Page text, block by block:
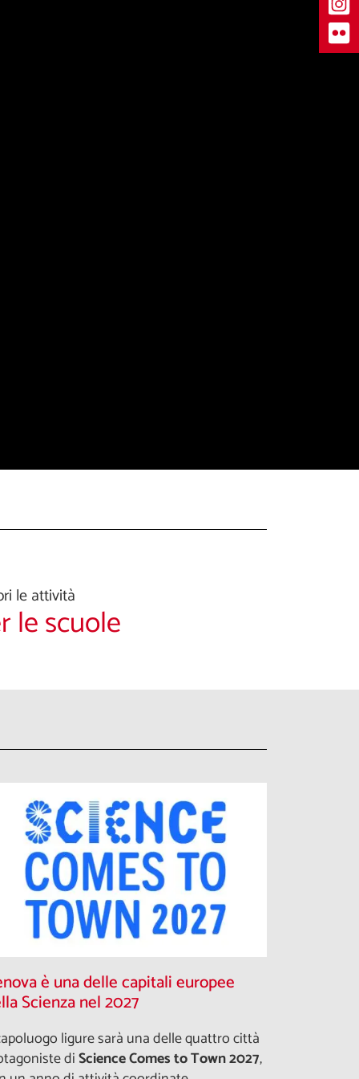
le attività
le scuole
è una delle capitali europee
Scienza nel 2027
ligure sarà una delle quattro città
diScience Comes to Town 2027,